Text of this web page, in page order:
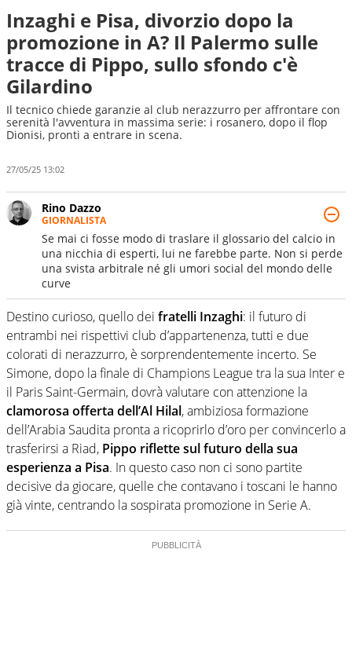
Inzaghi e Pisa, divorzio dopo la
promozione in A? Il Palermo sulle
tracce di Pippo, sullo sfondo c'è
Gilardino
Il tecnico chiede garanzie al club nerazzurro per affrontare con
serenità l'avventura in massima serie: i rosanero, dopo il flop
Dionisi, pronti a entrare in scena.
27/05/25 13:02
Rino Dazzo
GIORNALISTA
Se mai ci fosse modo di traslare il glossario del calcio in
una nicchia di esperti, lui ne farebbe parte. Non si perde
una svista arbitrale né gli umori social del mondo delle
curve
Destino curioso, quello dei fratelli Inzaghi: il futuro di
entrambi nei rispettivi club d’appartenenza, tutti e due
colorati di nerazzurro, è sorprendentemente incerto. Se
Simone, dopo la finale di Champions League tra la sua Inter e
il Paris Saint-Germain, dovrà valutare con attenzione la
clamorosa offerta dell’Al Hilal, ambiziosa formazione
dell’Arabia Saudita pronta a ricoprirlo d’oro per convincerlo a
trasferirsi a Riad, Pippo riflette sul futuro della sua
esperienza a Pisa. In questo caso non ci sono partite
decisive da giocare, quelle che contavano i toscani le hanno
già vinte, centrando la sospirata promozione in Serie A.